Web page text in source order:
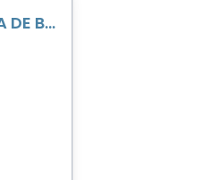
EZEQUIEL OLIVEIRA DE BAIRROS